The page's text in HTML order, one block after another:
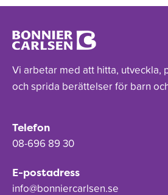
Vi arbetar med att hitta, utveckla,
och sprida berättelser för barn
Telefon
08-696 89 30
E-postadress
info@bonniercarlsen.se